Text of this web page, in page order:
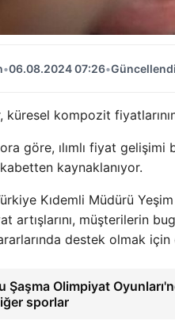
•06.08.2024 07:26•
küresel kompozit
göre, ılımlı fiyat
kaynaklanıyor.
Kıdemli Müdürü
artışlarını, müşterilerin
destek olmak
Şaşma Olimpiyat
sporlar